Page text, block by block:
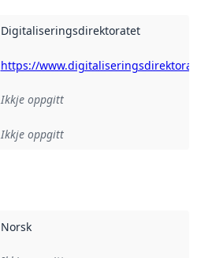
Digitaliseringsdirektoratet
https://
Ikkje oppgitt
Ikkje oppgitt
Norsk